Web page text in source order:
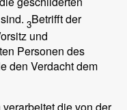
3Betrifft der
und
Personen des
den Verdacht dem